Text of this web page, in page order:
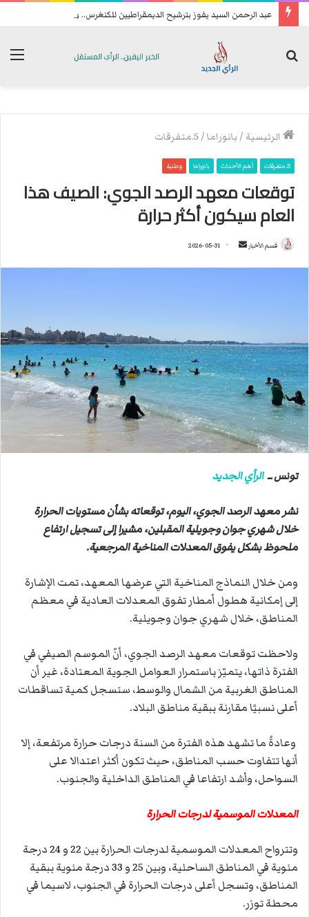
الرئيسية /بانوراما/5.متفرقات
5.متفرقات أهم الأحداث بانوراما وطنية
توقعات معهد الرصد الجوي: الصيف هذا
العام سيكون أكثر حرارة
قسم الأخبار
ي
د
ا
إ
ك
ت
و
ي
ا
2026-05-31
تونس ــالرأي الجديد
نشر معهد الرصد الجوي، اليوم، توقعاته بشأن مستويات الحرارة
خلال شهري جوان وجويلية المقبلين، مشيرا إلى تسجيل ارتفاع
ملحوظ بشكل يفوق المعدلات المناخية المرجعية.
ومن خلال النماذج المناخية التي عرضها المعهد، تمت الإشارة
إلى إمكانية هطول أمطار تفوق المعدلات العادية في معظم
المناطق، خلال شهري جوان وجويلية.
ولاحظت توقعات معهد الرصد الجوي، أنّ الموسم الصيفي في
الفترة ذاتها، يتميّز باستمرار العوامل الجوية المعتادة، غير أن
المناطق الغربية من الشمال والوسط، ستسجل كمية تساقطات
أعلى نسبيًا مقارنة ببقية مناطق البلاد.
وعادةً ما تشهد هذه الفترة من السنة درجات حرارة مرتفعة، إلا
أنها تتفاوت حسب المناطق، حيث تكون أكثر اعتدالا على
السواحل، وأشد ارتفاعا في المناطق الداخلية والجنوب.
المعدلات الموسمية لدرجات الحرارة
وتترواح المعدلات الموسمية لدرجات الحرارة بين 22 و 24 درجة
مئوية في المناطق الساحلية، وبين 25 و 33 درجة مئوية ببقية
المناطق، وتسجل أعلى درجات الحرارة في الجنوب، لاسيما في
محطة توزر.